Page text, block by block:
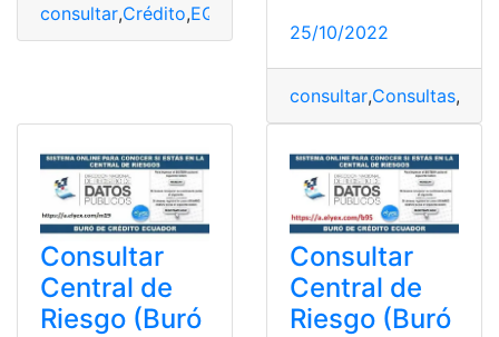
consultar,Crédito,EQUIFAX
25/10/2022
consultar,Consultas,
Consultar
Central de
Riesgo (Buró
Consultar
Central de
Riesgo (Buró